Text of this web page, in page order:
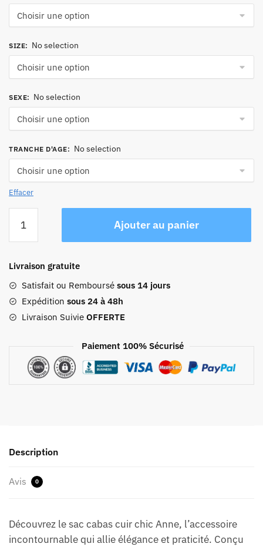
SIZE: No selection
SEXE: No selection
TRANCHE D'AGE: No selection
Effacer
Sac
Cuir
Anne
Ajouter au panier
Livraison gratuite
Satisfait ou Remboursé sous 14 jours
Expédition sous 24 à 48h
Livraison Suivie OFFERTE
Paiement 100% Sécurisé
Description
Avis 0
Découvrez le sac cabas cuir chic Anne, l’accessoire
incontournable qui allie élégance et praticité. Conçu